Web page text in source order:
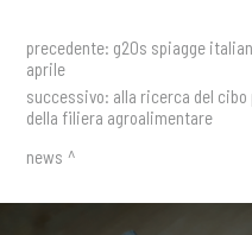
precedente: g20s spiagge
aprile
successivo: alla ricerca del
della filiera agroalimentare
news